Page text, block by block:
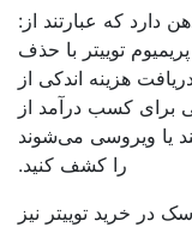
که عبارتند از:
توییتر با حذف
هزینه اندکی از
کسب درآمد از
ویروسی می‌شوند
را کشف کنید.
خرید توییتر نیز